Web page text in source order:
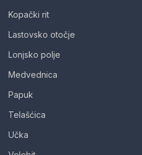
Kopački rit
Lastovsko otočje
Lonjsko polje
Medvednica
Papuk
Telašćica
Učka